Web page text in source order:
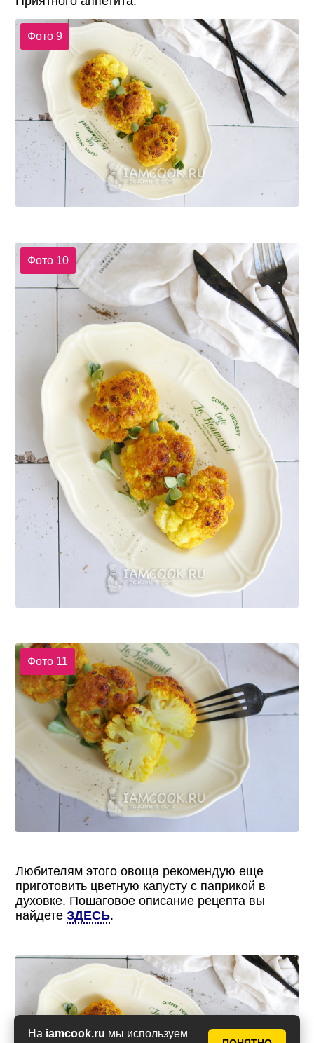
На iamcook.ru мы используем
Фото 9
Фото 10
Фото 11
Любителям этого овоща рекомендую еще
приготовить цветную капусту с паприкой в
духовке. Пошаговое описание рецепта вы
найдетеЗДЕСЬ.